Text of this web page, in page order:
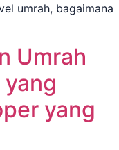
umrah, bagaimana
Umrah
yang